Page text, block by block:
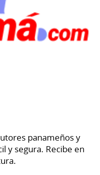
panameños y
y segura. Recibe en